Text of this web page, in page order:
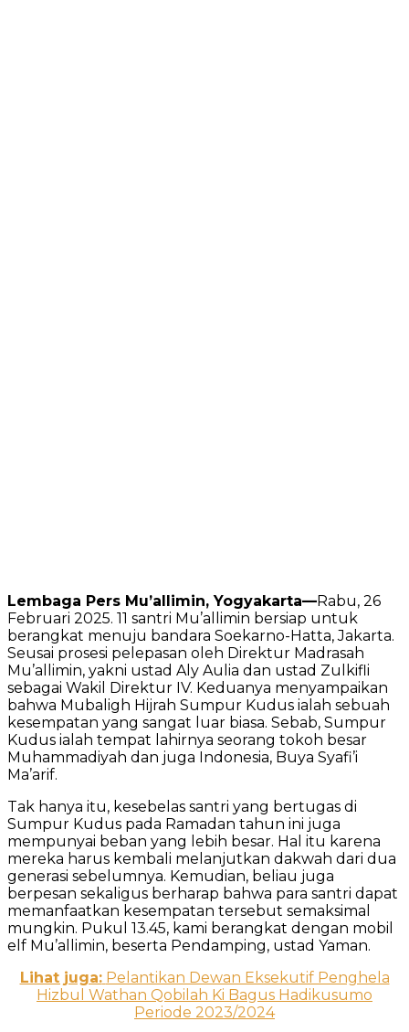
Lembaga Pers Mu’allimin, Yogyakarta—Rabu, 26
Februari 2025. 11 santri Mu’allimin bersiap untuk
berangkat menuju bandara Soekarno-Hatta, Jakarta.
Seusai prosesi pelepasan oleh Direktur Madrasah
Mu’allimin, yakni ustad Aly Aulia dan ustad Zulkifli
sebagai Wakil Direktur IV. Keduanya menyampaikan
bahwa Mubaligh Hijrah Sumpur Kudus ialah sebuah
kesempatan yang sangat luar biasa. Sebab, Sumpur
Kudus ialah tempat lahirnya seorang tokoh besar
Muhammadiyah dan juga Indonesia, Buya Syafi’i
Ma’arif.
Tak hanya itu, kesebelas santri yang bertugas di
Sumpur Kudus pada Ramadan tahun ini juga
mempunyai beban yang lebih besar. Hal itu karena
mereka harus kembali melanjutkan dakwah dari dua
generasi sebelumnya. Kemudian, beliau juga
berpesan sekaligus berharap bahwa para santri dapat
memanfaatkan kesempatan tersebut semaksimal
mungkin. Pukul 13.45, kami berangkat dengan mobil
elf Mu’allimin, beserta Pendamping, ustad Yaman.
Lihat juga: Pelantikan Dewan Eksekutif Penghela
Hizbul Wathan Qobilah Ki Bagus Hadikusumo
Periode 2023/2024